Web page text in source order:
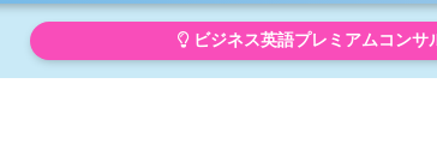
ビジネス英語プレミアムコンサ